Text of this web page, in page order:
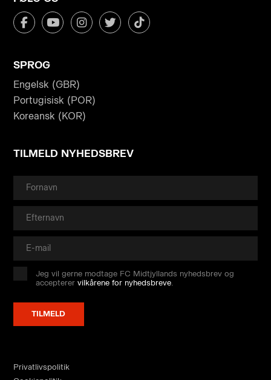
SPROG
Engelsk (GBR)
Portugisisk (POR)
Koreansk (KOR)
TILMELD NYHEDSBREV
Jeg vil gerne modtage FC Midtjyllands nyhedsbrev og
accepterervilkårene for nyhedsbreve.
Privatlivspolitik